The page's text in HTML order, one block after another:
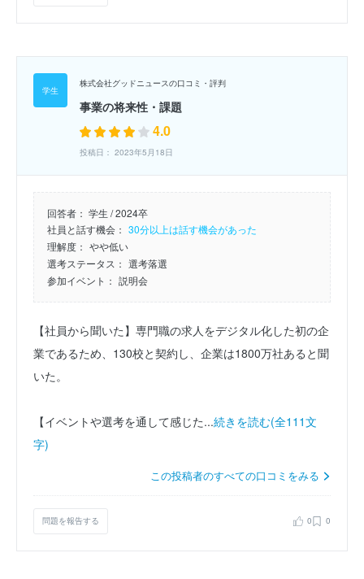
株式会社グッドニュースの口コミ・評判
事業の将来性・課題
4.0
投稿日： 2023年5月18日
回答者： 学生 / 2024卒
社員と話す機会： 30分以上は話す機会があった
理解度： やや低い
選考ステータス： 選考落選
参加イベント： 説明会
【社員から聞いた】専門職の求人をデジタル化した初の企
業であるため、130校と契約し、企業は1800万社あると聞
いた。
【イベントや選考を通して感じた...続きを読む(全111文
字)
この投稿者のすべての口コミをみる
問題を報告する 0 0